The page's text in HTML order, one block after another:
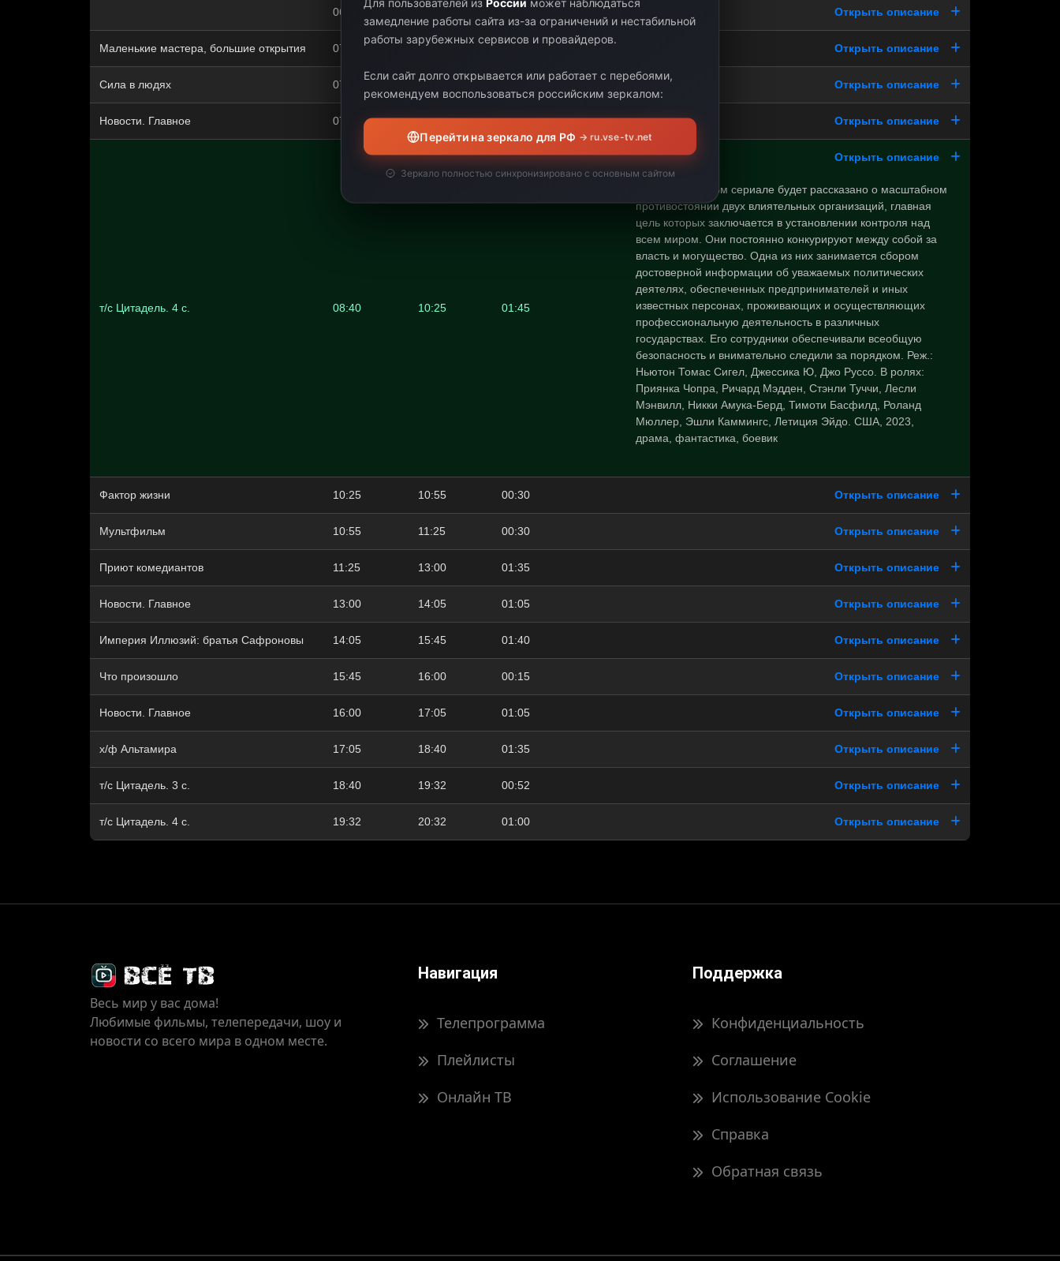
06:35 00:30 Открыть описание
Маленькие мастера, большие открытия 07:05 07:15 Открыть описание
Сила в людях 07:15 07:30 Открыть описание
Новости. Главное 07:30 08:40 01:10 Открыть описание
т/с Цитадель. 4 с. 08:40 10:25 01:45
Открыть описание
В остросюжетном сериале будет рассказано о масштабном
противостоянии двух влиятельных организаций, главная
цель которых заключается в установлении контроля над
всем миром. Они постоянно конкурируют между собой за
власть и могущество. Одна из них занимается сбором
достоверной информации об уважаемых политических
деятелях, обеспеченных предпринимателей и иных
известных персонах, проживающих и осуществляющих
профессиональную деятельность в различных
государствах. Его сотрудники обеспечивали всеобщую
безопасность и внимательно следили за порядком. Реж.:
Ньютон Томас Сигел, Джессика Ю, Джо Руссо. В ролях:
Приянка Чопра, Ричард Мэдден, Стэнли Туччи, Лесли
Мэнвилл, Никки Амука-Берд, Тимоти Басфилд, Роланд
Мюллер, Эшли Каммингс, Летиция Эйдо. США, 2023,
драма, фантастика, боевик
Фактор жизни 10:25 10:55 00:30 Открыть описание
Mультфильм 10:55 11:25 00:30 Открыть описание
Приют комедиантов 11:25 13:00 01:35 Открыть описание
Новости. Главное 13:00 14:05 01:05 Открыть описание
Империя Иллюзий: братья Сафроновы 14:05 15:45 01:40 Открыть описание
Что произошло 15:45 16:00 00:15 Открыть описание
Новости. Главное 16:00 17:05 01:05 Открыть описание
х/ф Альтамира 17:05 18:40 01:35 Открыть описание
т/с Цитадель. 3 с. 18:40 19:32 00:52 Открыть описание
т/с Цитадель. 4 с. 19:32 20:32 01:00 Открыть описание
Весь мир у вас дома!
Любимые фильмы, телепередачи, шоу и
новости со всего мира в одном месте.
Навигация
Телепрограмма
Плейлисты
Онлайн ТВ
Поддержка
Конфиденциальность
Соглашение
Использование Cookie
Справка
Обратная связь
замедление работы сайта из-за ограничений и нестабильной
работы зарубежных сервисов и провайдеров.
Если сайт долго открывается или работает с перебоями,
рекомендуем воспользоваться российским зеркалом:
Перейти на зеркало для РФ → ru.vse-tv.net
Зеркало полностью синхронизировано с основным сайтом